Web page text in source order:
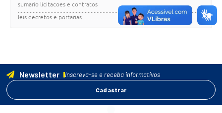
sumario licitacoes e contratos
.......................................................................................................................... 1
leis decretos e portarias ......................................…
Newsletter Inscreva-se e receba informativos
Cadastrar